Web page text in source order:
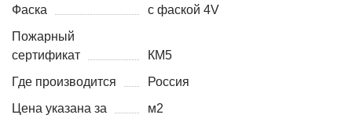
Фаска
с фаской 4V
Пожарный
сертификат
КМ5
Где производится
Россия
Цена указана за
м2